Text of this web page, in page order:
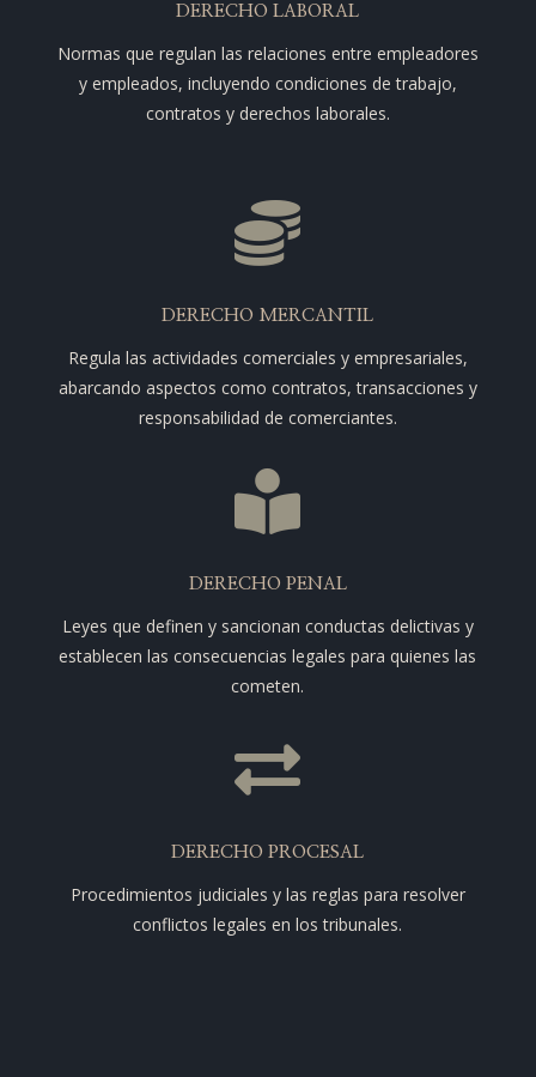
DERECHO LABORAL
Normas que regulan las relaciones entre empleadores
y empleados, incluyendo condiciones de trabajo,
contratos y derechos laborales.

DERECHO MERCANTIL
Regula las actividades comerciales y empresariales,
abarcando aspectos como contratos, transacciones y
responsabilidad de comerciantes.

DERECHO PENAL
Leyes que definen y sancionan conductas delictivas y
establecen las consecuencias legales para quienes las
cometen.

DERECHO PROCESAL
Procedimientos judiciales y las reglas para resolver
conflictos legales en los tribunales.